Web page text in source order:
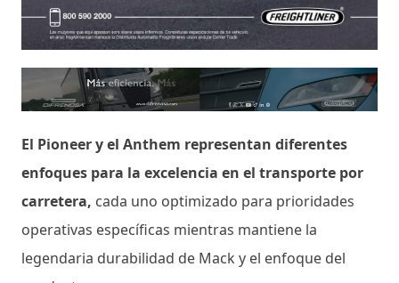
El Pioneer y el Anthem representan diferentes
enfoques para la excelencia en el transporte por
carretera, cada uno optimizado para prioridades
operativas específicas mientras mantiene la
legendaria durabilidad de Mack y el enfoque del